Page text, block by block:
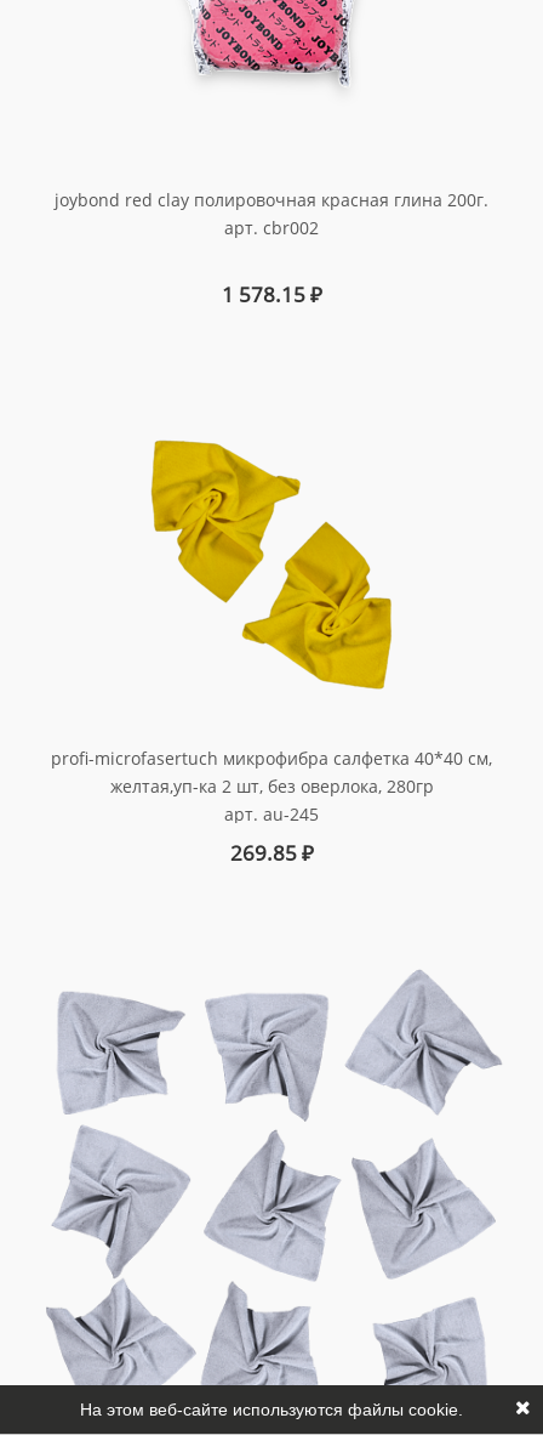
joybond red clay полировочная красная глина 200г.
арт. cbr002
1 578.15₽
profi-microfasertuch микрофибра салфетка 40*40 см,
желтая,уп-ка 2 шт, без оверлока, 280гр
арт. au-245
269.85₽
На этом веб-сайте используются файлы cookie.